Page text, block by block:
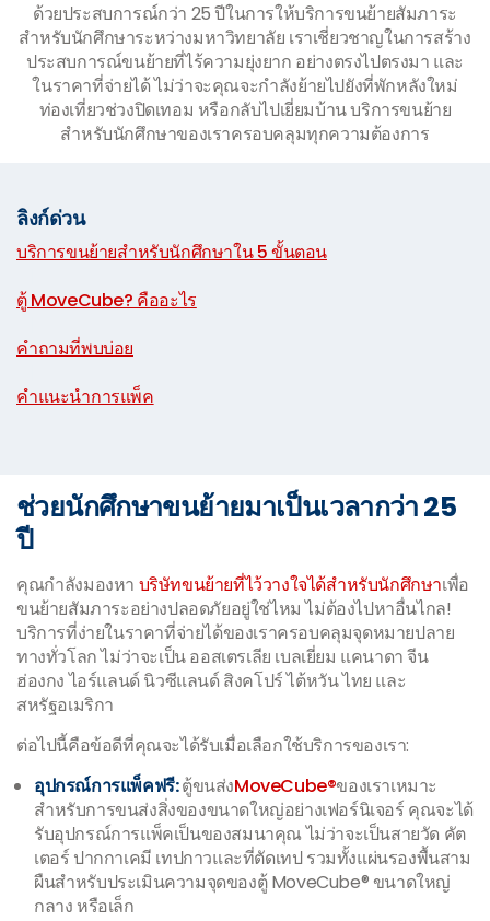
ด้วยประสบการณ์กว่า 25 ปีในการให้บริการขนย้ายสัมภาระ
สำหรับนักศึกษาระหว่างมหาวิทยาลัย เราเชี่ยวชาญในการสร้าง
ประสบการณ์ขนย้ายที่ไร้ความยุ่งยาก อย่างตรงไปตรงมา และ
ในราคาที่จ่ายได้ ไม่ว่าจะคุณจะกำลังย้ายไปยังที่พักหลังใหม่
ท่องเที่ยวช่วงปิดเทอม หรือกลับไปเยี่ยมบ้าน บริการขนย้าย
สำหรับนักศึกษาของเราครอบคลุมทุกความต้องการ
ลิงก์ด่วน
บริการขนย้ายสำหรับนักศึกษาใน 5 ขั้นตอน
ตู้ MoveCube? คืออะไร
คำถามที่พบบ่อย
คำแนะนำการแพ็ค
ช่วยนักศึกษาขนย้ายมาเป็นเวลากว่า 25
ปี
คุณกำลังมองหา บริษัทขนย้ายที่ไว้วางใจได้สำหรับนักศึกษาเพื่อ
ขนย้ายสัมภาระอย่างปลอดภัยอยู่ใช่ไหม ไม่ต้องไปหาอื่นไกล!
บริการที่ง่ายในราคาที่จ่ายได้ของเราครอบคลุมจุดหมายปลาย
ทางทั่วโลก ไม่ว่าจะเป็น ออสเตรเลีย เบลเยี่ยม แคนาดา จีน
ฮ่องกง ไอร์แลนด์ นิวซีแลนด์ สิงคโปร์ ไต้หวัน ไทย และ
สหรัฐอเมริกา
ต่อไปนี้คือข้อดีที่คุณจะได้รับเมื่อเลือกใช้บริการของเรา:
อุปกรณ์การแพ็คฟรี:ตู้ขนส่งMoveCube®ของเราเหมาะ
สำหรับการขนส่งสิ่งของขนาดใหญ่อย่างเฟอร์นิเจอร์ คุณจะได้
รับอุปกรณ์การแพ็คเป็นของสมนาคุณ ไม่ว่าจะเป็นสายวัด คัต
เตอร์ ปากกาเคมี เทปกาวและที่ตัดเทป รวมทั้งแผ่นรองพื้นสาม
ผืนสำหรับประเมินความจุดของตู้ MoveCube® ขนาดใหญ่
กลาง หรือเล็ก